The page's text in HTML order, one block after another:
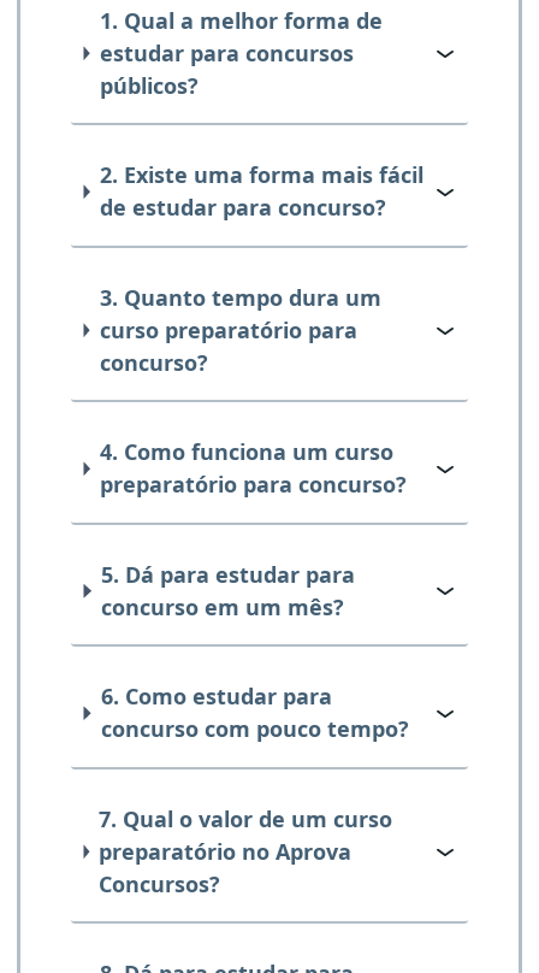
1. Qual a melhor forma de
estudar para concursos
públicos?
2. Existe uma forma mais fácil
de estudar para concurso?
3. Quanto tempo dura um
curso preparatório para
concurso?
4. Como funciona um curso
preparatório para concurso?
5. Dá para estudar para
concurso em um mês?
6. Como estudar para
concurso com pouco tempo?
7. Qual o valor de um curso
preparatório no Aprova
Concursos?